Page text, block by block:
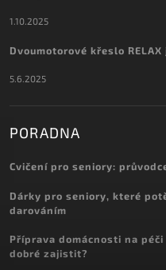
1.10.2025
Dvoumotorové křeslo
5.6.2025
PORADNA
Cvičení pro seniory:
Dárky pro seniory, které
darováním
Příprava domácnosti na
dobré zajistit?